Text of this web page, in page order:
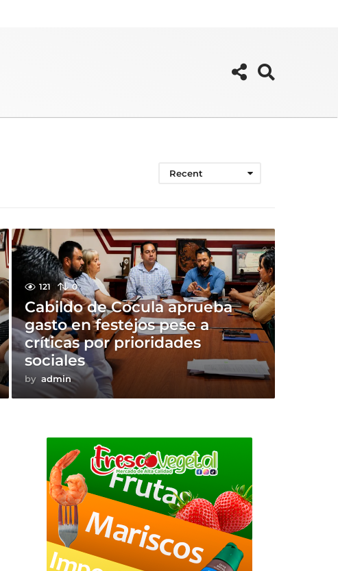
Recent
121 0
Cabildo de Cocula aprueba
gasto en festejos pese a
críticas por prioridades
sociales
by admin